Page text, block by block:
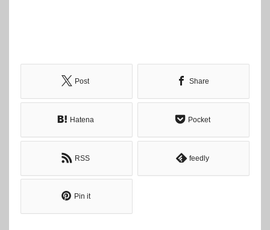
Post Share
Hatena Pocket
RSS feedly
Pin it